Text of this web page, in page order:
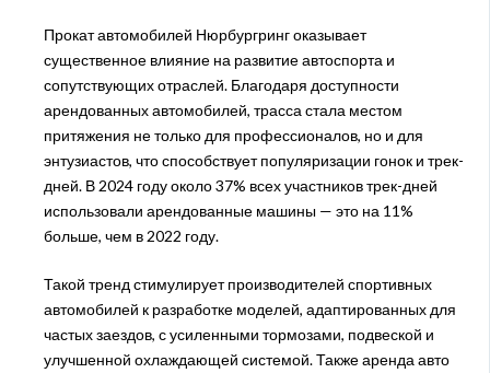
Прокат автомобилей Нюрбургринг оказывает
существенное влияние на развитие автоспорта и
сопутствующих отраслей. Благодаря доступности
арендованных автомобилей, трасса стала местом
притяжения не только для профессионалов, но и для
энтузиастов, что способствует популяризации гонок и трек-
дней. В 2024 году около 37% всех участников трек-дней
использовали арендованные машины — это на 11%
больше, чем в 2022 году.
Такой тренд стимулирует производителей спортивных
автомобилей к разработке моделей, адаптированных для
частых заездов, с усиленными тормозами, подвеской и
улучшенной охлаждающей системой. Также аренда авто